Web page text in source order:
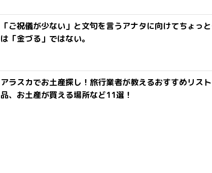
「ご祝儀が少ない」と文句を言うアナタに向けてちょっ
は「金づる」ではない。
アラスカでお土産探し！旅行業者が教えるおすすめリス
品、お土産が買える場所など11選！